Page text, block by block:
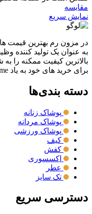
مقايسه
نمایش سریع
در مزون رم بهترین قیمت ها
به عنوان یک تولید کننده
بالاترین کیفیت ممکنه را
برای خرید های خود به یاد mezon rome باشید
دسته بندی‌ها
پوشاک زنانه
پوشاک مردانه
پوشاک ورزشی
کیف
کفش
اکسسوری
عطر
تک سایز
دسترسی سریع